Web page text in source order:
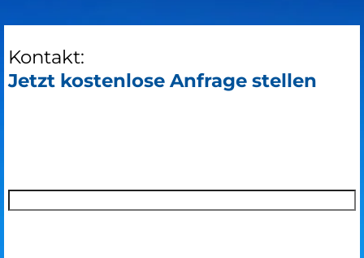
Kontakt:
Jetzt kostenlose Anfrage stellen